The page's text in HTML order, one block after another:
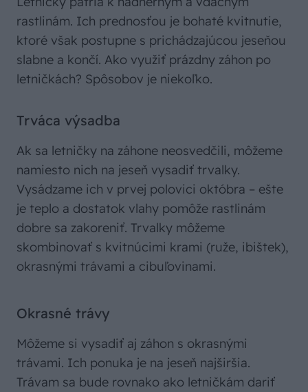
rastlinám. Ich prednosťou je bohaté kvitnutie,
ktoré však postupne s prichádzajúcou jeseňou
slabne a končí. Ako využiť prázdny záhon po
letničkách? Spôsobov je niekoľko.
Trváca výsadba
Ak sa letničky na záhone neosvedčili, môžeme
namiesto nich na jeseň vysadiť trvalky.
Vysádzame ich v prvej polovici októbra – ešte
je teplo a dostatok vlahy pomôže rastlinám
dobre sa zakoreniť. Trvalky môžeme
skombinovať s kvitnúcimi krami (ruže, ibištek),
okrasnými trávami a cibuľovinami.
Okrasné trávy
Môžeme si vysadiť aj záhon s okrasnými
trávami. Ich ponuka je na jeseň najširšia.
Trávam sa bude rovnako ako letničkám dariť